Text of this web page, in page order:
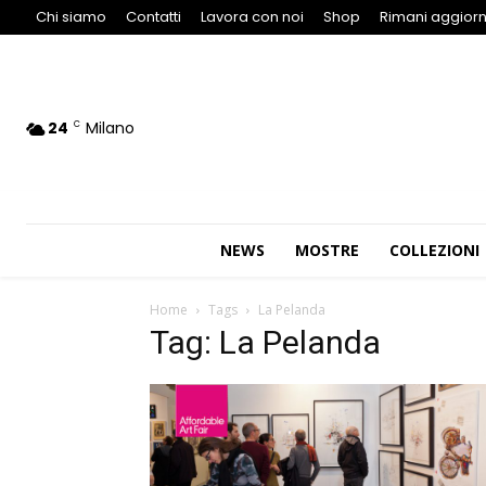
Chi siamo Contatti Lavora con noi Shop Rimani
24 C Milano
NEWS MOSTRE COLLEZIONI
Home Tags La Pelanda
Tag: La Pelanda